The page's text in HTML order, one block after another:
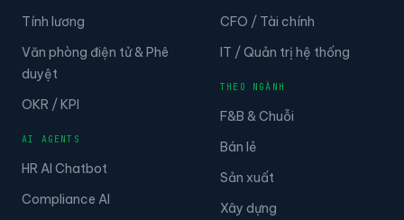
Tính lương
Văn phòng điện tử & Phê
duyệt
OKR / KPI
AI AGENTS
HR AI Chatbot
Compliance AI
CFO / Tài chính
IT / Quản trị hệ thống
THEO NGÀNH
F&B & Chuỗi
Bán lẻ
Sản xuất
Xây dựng